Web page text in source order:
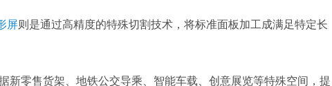
屏则是通过高精度的特殊切割技术，将标准面板加工成满足特定长
新零售货架、地铁公交导乘、智能车载、创意展览等特殊空间，提